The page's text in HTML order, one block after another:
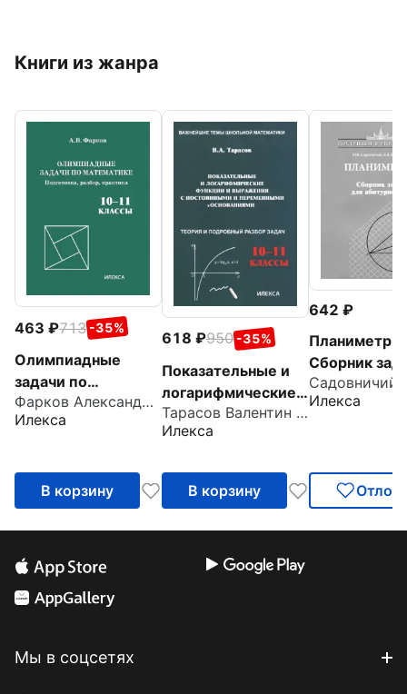
Книги из жанра
463 713 -35%
Олимпиадные
задачи по
математике. 10-11
классы.
разбор, практика
Фарков Александр Викторович
Илекса
В корзину
618 950 -35%
Показательные и
логарифмические
функции и
выражения. 10-11
подробный разбор
задач
Тарасов Валентин Алексеевич
Илекса
В корзину
642
Сборник
Илекса
Мы в соцсетях